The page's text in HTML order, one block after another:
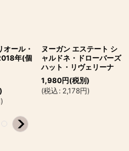
オール・
年(個
)
ヌーガン エステート シ
ャルドネ・ドローバーズ
ハット・リヴェリーナ
1,980円(税別)
(税込 : 2,178円)